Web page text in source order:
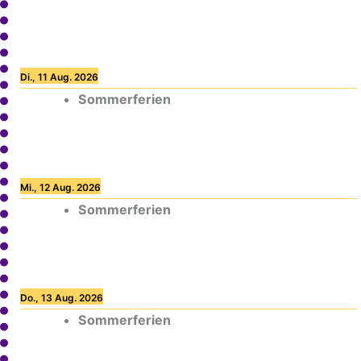
Di., 11 Aug. 2026
Sommerferien
Mi., 12 Aug. 2026
Sommerferien
Do., 13 Aug. 2026
Sommerferien